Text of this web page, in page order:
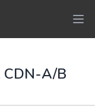
CDN-A/B